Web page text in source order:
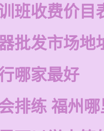
班收费价目
批发市场地
哪家最好
排练 福州